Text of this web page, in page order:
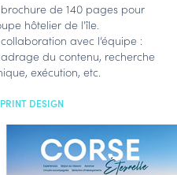
de 140 pages pour
hôtelier de l'île.
avec l’équipe :
du contenu, recherche
DESIGN